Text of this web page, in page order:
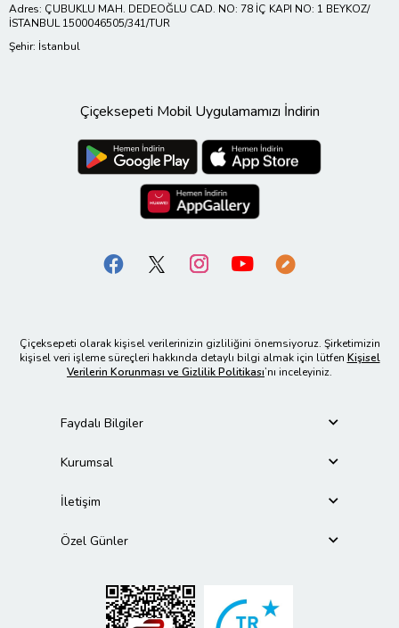
Adres: ÇUBUKLU MAH. DEDEOĞLU CAD. NO: 78 İÇ KAPI NO: 1 BEYKOZ/
İSTANBUL 1500046505/341/TUR
Şehir: İstanbul
Çiçeksepeti Mobil Uygulamamızı İndirin
Çiçeksepeti olarak kişisel verilerinizin gizliliğini önemsiyoruz. Şirketimizin
kişisel veri işleme süreçleri hakkında detaylı bilgi almak için lütfen Kişisel
Verilerin Korunması ve Gizlilik Politikası’nı inceleyiniz.
Faydalı Bilgiler
Kurumsal
İletişim
Özel Günler